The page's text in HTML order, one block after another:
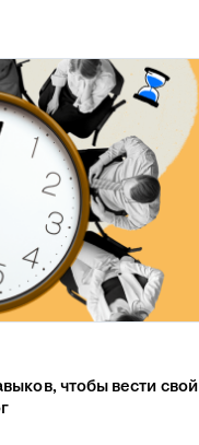
чтобы вести свой